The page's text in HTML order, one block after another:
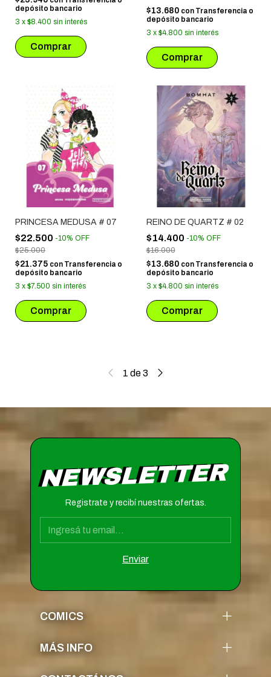
depósito bancario
3 x $8.400 sin interés
$13.680 con Transferencia o
depósito bancario
3 x $4.800 sin interés
PRINCESA MEDUSA # 07
$22.500 -10% OFF
$25.000
$21.375 con Transferencia o
depósito bancario
3 x $7.500 sin interés
REINO DE QUARTZ # 02
$14.400 -10% OFF
$16.000
$13.680 con Transferencia o
depósito bancario
3 x $4.800 sin interés
1 de3
NEWSLETTER
Registrate y recibí nuestras ofertas.
COMICS
MÁS INFO